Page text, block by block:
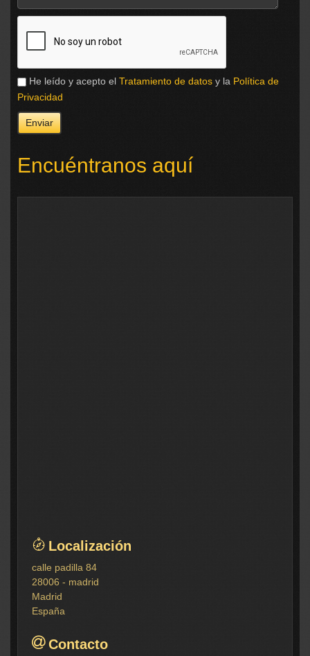
He leído y acepto el Tratamiento de datos y la Política de
Privacidad
Encuéntranos aquí
Localización
calle padilla 84
28006 - madrid
Madrid
España
Contacto